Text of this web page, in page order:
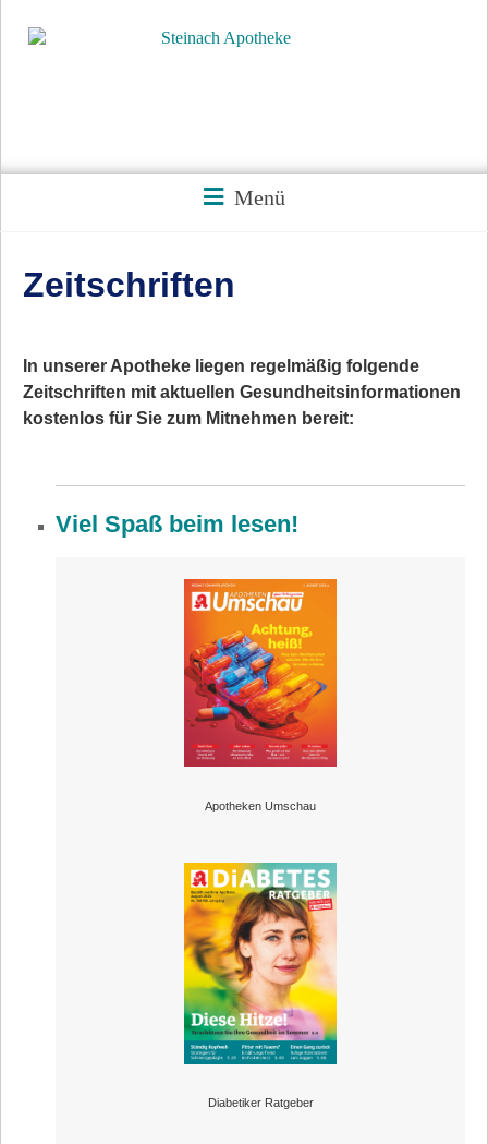
Menü
Zeitschriften
In unserer Apotheke liegen regelmäßig folgende
Zeitschriften mit aktuellen Gesundheitsinformationen
kostenlos für Sie zum Mitnehmen bereit:
Viel Spaß beim lesen!
Apotheken Umschau
Diabetiker Ratgeber